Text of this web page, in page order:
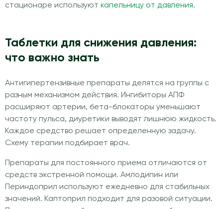
стационаре используют капельницу от давления.
Таблетки для снижения давления:
что важно знать
Антигипертензивные препараты делятся на группы с
разным механизмом действия. Ингибиторы АПФ
расширяют артерии, бета-блокаторы уменьшают
частоту пульса, диуретики выводят лишнюю жидкость.
Каждое средство решает определенную задачу.
Схему терапии подбирает врач.
Препараты для постоянного приема отличаются от
средств экстренной помощи. Амлодипин или
Периндоприл используют ежедневно для стабильных
значений. Каптоприл подходит для разовой ситуации.